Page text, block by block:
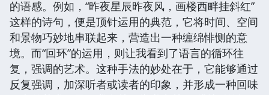
的语感。例如，“昨夜星辰昨夜风，画楼西畔挂斜红”
这样的诗句，便是顶针运用的典范，它将时间、空间
和景物巧妙地串联起来，营造出一种缠绵悱恻的意
境。而“回环”的运用，则让我看到了语言的循环往
复，强调的艺术。这种手法的妙处在于，它能够通过
反复强调，加深听者或读者的印象，并形成一种回味